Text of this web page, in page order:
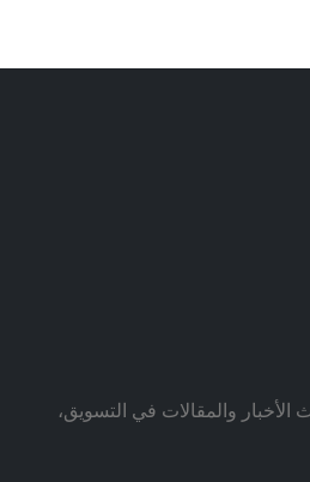
والمقالات في التسويق،